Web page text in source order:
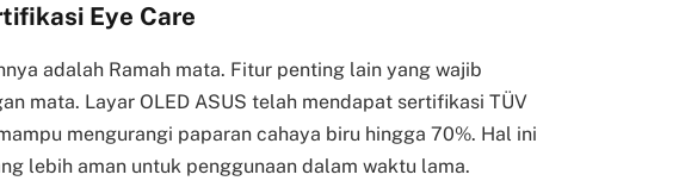
Eye Care
adalah Ramah mata. Fitur penting lain yang wajib
mata. Layar OLED ASUS telah mendapat sertifikasi TÜV
mengurangi paparan cahaya biru hingga 70%. Hal ini
lebih aman untuk penggunaan dalam waktu lama.